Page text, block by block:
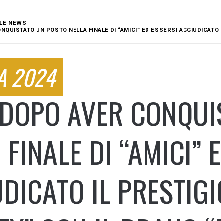
NEWS
UN POSTO NELLA FINALE DI “AMICI” ED ESSERSI
2024
AVER
DI “AMICI”
IL